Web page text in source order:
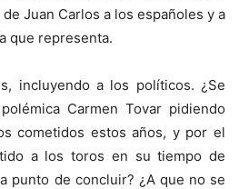
Juan Carlos a los españoles y a
que representa.
a los políticos. ¿Se
Carmen Tovar pidiendo
cometidos estos años, y por el
a los toros en su tiempo de
punto de concluir? ¿A que no se